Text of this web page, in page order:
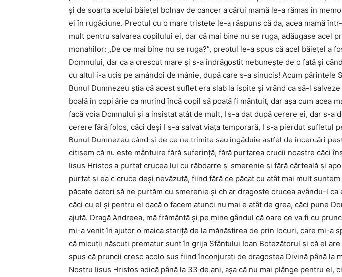
și de soarta acelui băiețel bolnav de cancer a cărui mamă le-a rămas în
ei în rugăciune. Preotul cu o mare tristete le-a răspuns că da, acea mamă
mult pentru salvarea copilului ei, dar că mai bine nu se ruga, adăugase acel
monahilor: „De ce mai bine nu se ruga?”, preotul le-a spus că acel băiețel a
Domnului, dar ca a crescut mare și s-a îndrăgostit nebunește de o fată și
cu altul i-a ucis pe amândoi de mânie, după care s-a sinucis! Acum părintele
Bunul Dumnezeu știa că acest suflet era slab la ispite și vrând ca să-l
boală în copilărie ca murind încă copil să poată fi mântuit, dar așa cum acea
facă voia Domnului și a insistat atât de mult, I s-a dat după cerere ei, dar s-a
cerere fără folos, căci deși I s-a salvat viața temporară, I s-a pierdut sufletul
Bunul Dumnezeu când și de ce ne trimite sau îngăduie astfel de încercări
citisem că nu este mântuire fără suferință, fără purtarea crucii noastre căci
Iisus Hristos a purtat crucea lui cu răbdarre și smerenie și fără cârteală și
purtat și ea o cruce deși nevăzută, fiind fără de păcat cu atât mai mult
păcate datori să ne purtăm cu smerenie și chiar dragoste crucea avându-l ca
căci cu el și pentru el dacă o facem atunci nu mai e atât de grea, căci pune
ajută. Dragă Andreea, mă frământă și pe mine gândul că oare ce va fi cu
mi-a venit în ajutor o maica stariță de la mănăstirea de prin locuri, care mi-a
că micuții născuti prematur sunt în grija Sfântului Ioan Botezătorul și că el
spus că pruncii cresc acolo sus fiind înconjurați de dragostea Divină până la
Nostru Iisus Hristos adică până la 33 de ani, așa că nu mai plânge pentru el,